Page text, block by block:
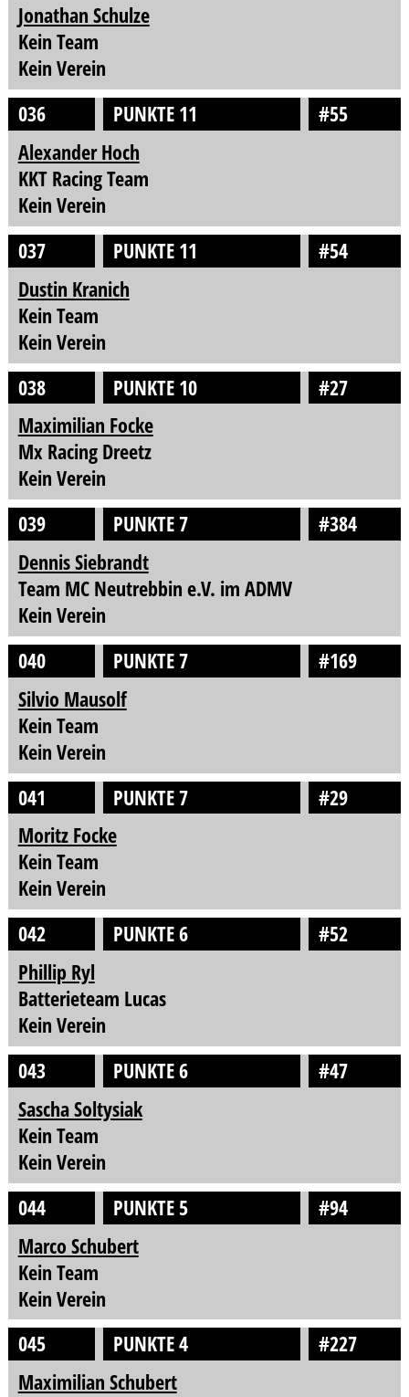
Jonathan Schulze
Kein Team
Kein Verein
036
PUNKTE 11
#55
Alexander Hoch
KKT Racing Team
Kein Verein
037
PUNKTE 11
#54
Dustin Kranich
Kein Team
Kein Verein
038
PUNKTE 10
#27
Maximilian Focke
Mx Racing Dreetz
Kein Verein
039
PUNKTE 7
#384
Dennis Siebrandt
Team MC Neutrebbin e.V. im ADMV
Kein Verein
040
PUNKTE 7
#169
Silvio Mausolf
Kein Team
Kein Verein
041
PUNKTE 7
#29
Moritz Focke
Kein Team
Kein Verein
042
PUNKTE 6
#52
Phillip Ryl
Batterieteam Lucas
Kein Verein
043
PUNKTE 6
#47
Sascha Soltysiak
Kein Team
Kein Verein
044
PUNKTE 5
#94
Marco Schubert
Kein Team
Kein Verein
045
PUNKTE 4
#227
Maximilian Schubert